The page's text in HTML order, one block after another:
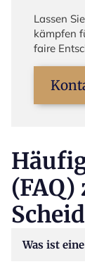
Lassen
kämpfen
faire
Was ist